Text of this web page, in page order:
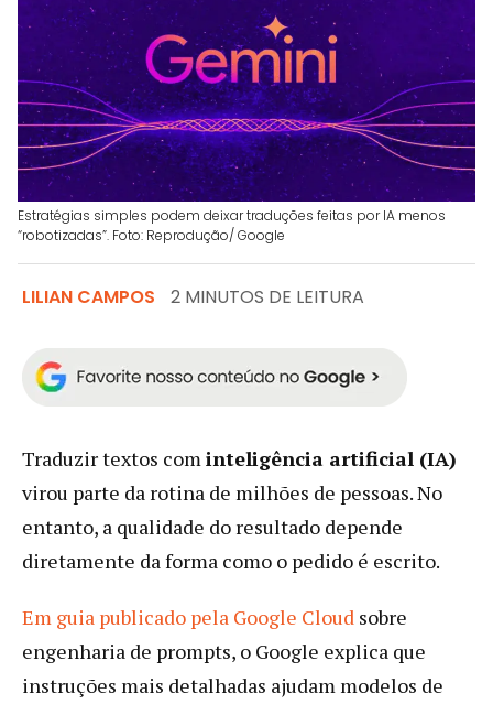
Estratégias simples podem deixar traduções feitas por IA menos
“robotizadas”. Foto: Reprodução/ Google
LILIAN CAMPOS 2 MINUTOS DE LEITURA
Traduzir textos cominteligência artificial (IA)
virou parte da rotina de milhões de pessoas. No
entanto, a qualidade do resultado depende
diretamente da forma como o pedido é escrito.
Em guia publicado pela Google Cloud sobre
engenharia de prompts, o Google explica que
instruções mais detalhadas ajudam modelos de